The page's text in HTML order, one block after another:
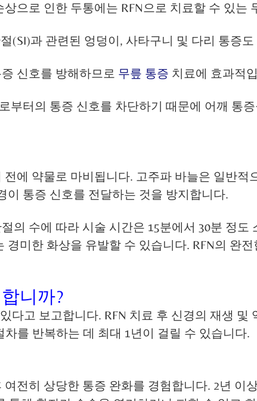
으로 인한 두통에는 RFN으로 치료할 수 있는
(SI)과 관련된 엉덩이, 사타구니 및 다리 통증
신호를 방해하므로 무릎 통증 치료에 효과적
부터의 통증 신호를 차단하기 때문에 어깨 통
에 약물로 마비됩니다. 고주파 바늘은 일반적
이 통증 신호를 전달하는 것을 방지합니다.
의 수에 따라 시술 시간은 15분에서 30분 정도
미한 화상을 유발할 수 있습니다. RFN의 완
니까?
다고 보고합니다. RFN 치료 후 신경의 재생 및
를 반복하는 데 최대 1년이 걸릴 수 있습니다.
전히 상당한 통증 완화를 경험합니다. 2년 이